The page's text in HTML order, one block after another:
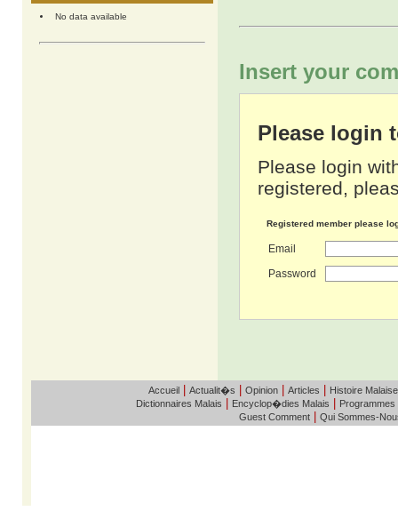
No data available
Insert your
Please login
Please login
registered,
Registered member please
Email
Password
Accueil| Actualit�s Opinion| Articles Histoire Malaise
Dictionnaires Malais Encyclop�dies Malais Programmes
Guest Comment Qui Sommes-